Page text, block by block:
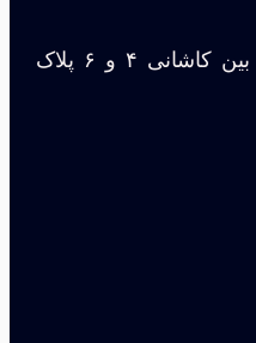
نشانی مشهد، خیابان کاشانی، بین کاشانی ۴ و ۶ پلاک